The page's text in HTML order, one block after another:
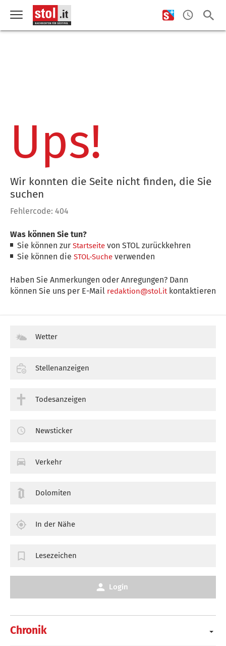
Ups!
Wir konnten die Seite nicht finden, die Sie
suchen
Fehlercode: 404
Was können Sie tun?
Sie können zurStartseite von STOL zurückkehren
Sie können dieSTOL-Suche verwenden
Haben Sie Anmerkungen oder Anregungen? Dann
können Sie uns per E-Mail redaktion@stol.itkontaktieren
Chronik
Wetter
Stellenanzeigen
Todesanzeigen
Newsticker
Verkehr
Dolomiten
In der Nähe
Lesezeichen
Login